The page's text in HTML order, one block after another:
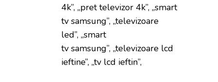
4k”, „pret televizor 4k”, „smart
tv samsung”, „televizoare
led”, „smart
tv samsung”, „televizoare lcd
ieftine”, „tv lcd ieftin”,